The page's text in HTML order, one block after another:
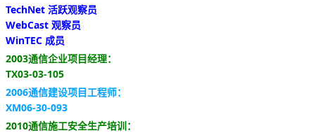
TechNet 活跃观察员
WebCast 观察员
WinTEC 成员
2003通信企业项目经理：
TX03-03-105
2006通信建设项目工程师：
XM06-30-093
2010通信施工安全生产培训：